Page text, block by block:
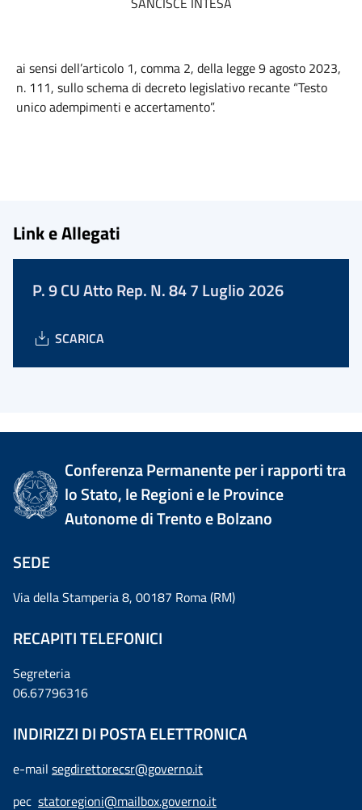
ai sensi dell’articolo 1, comma 2, della legge 9 agosto 2023,
n. 111, sullo schema di decreto legislativo recante “Testo
unico adempimenti e accertamento”.
Link e Allegati
P. 9 CU Atto Rep. N. 84 7 Luglio 2026
SCARICA
Conferenza Permanente per i rapporti tra
lo Stato, le Regioni e le Province
Autonome di Trento e Bolzano
SEDE
Via della Stamperia 8, 00187 Roma (RM)
RECAPITI TELEFONICI
Segreteria
06.67796316
INDIRIZZI DI POSTA ELETTRONICA
e-mail segdirettorecsr@governo.it
pec statoregioni@mailbox.governo.it